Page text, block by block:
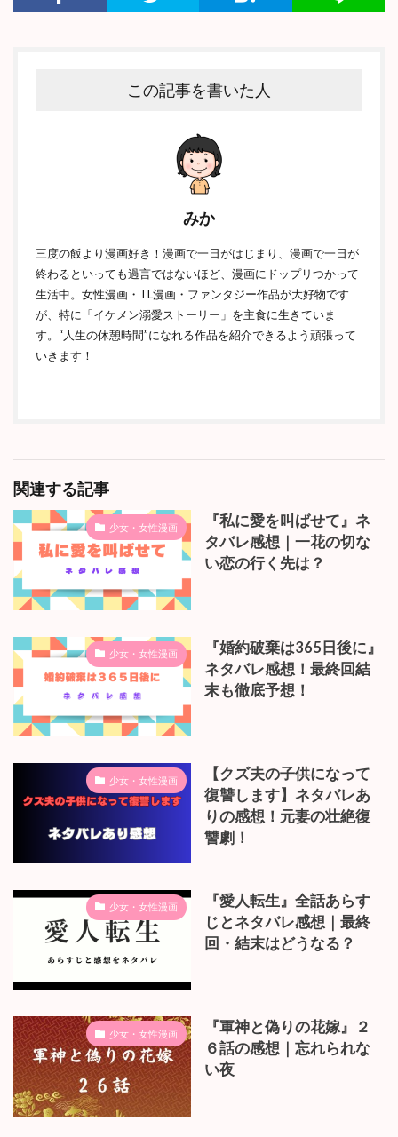
この記事を書いた人
みか
三度の飯より漫画好き！漫画で一日がはじまり、漫画で一日が
終わるといっても過言ではないほど、漫画にドップリつかって
生活中。女性漫画・TL漫画・ファンタジー作品が大好物です
が、特に「イケメン溺愛ストーリー」を主食に生きていま
す。“人生の休憩時間”になれる作品を紹介できるよう頑張って
いきます！
関連する記事
少女・女性漫画
『私に愛を叫ばせて』ネ
タバレ感想｜一花の切な
い恋の行く先は？
少女・女性漫画
『婚約破棄は365日後に』
ネタバレ感想！最終回結
末も徹底予想！
少女・女性漫画
【クズ夫の子供になって
復讐します】ネタバレあ
りの感想！元妻の壮絶復
讐劇！
少女・女性漫画
『愛人転生』全話あらす
じとネタバレ感想｜最終
回・結末はどうなる？
少女・女性漫画
『軍神と偽りの花嫁』２
６話の感想｜忘れられな
い夜